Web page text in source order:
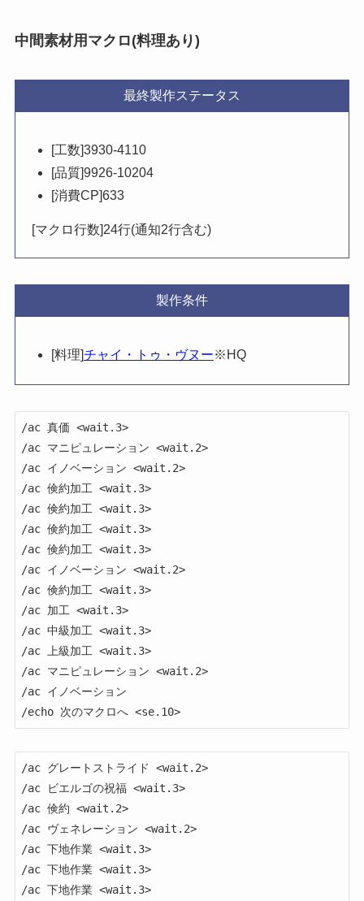
中間素材用マクロ(料理あり)
最終製作ステータス
[工数]3930-4110
[品質]9926-10204
[消費CP]633
[マクロ行数]24行(通知2行含む)
製作条件
[料理]チャイ・トゥ・ヴヌー※HQ
/ac 真価 <wait.3>
/ac マニピュレーション <wait.2>
/ac イノベーション <wait.2>
/ac 倹約加工 <wait.3>
/ac 倹約加工 <wait.3>
/ac 倹約加工 <wait.3>
/ac 倹約加工 <wait.3>
/ac イノベーション <wait.2>
/ac 倹約加工 <wait.3>
/ac 加工 <wait.3>
/ac 中級加工 <wait.3>
/ac 上級加工 <wait.3>
/ac マニピュレーション <wait.2>
/ac イノベーション
/echo 次のマクロへ <se.10>
/ac グレートストライド <wait.2>
/ac ビエルゴの祝福 <wait.3>
/ac 倹約 <wait.2>
/ac ヴェネレーション <wait.2>
/ac 下地作業 <wait.3>
/ac 下地作業 <wait.3>
/ac 下地作業 <wait.3>